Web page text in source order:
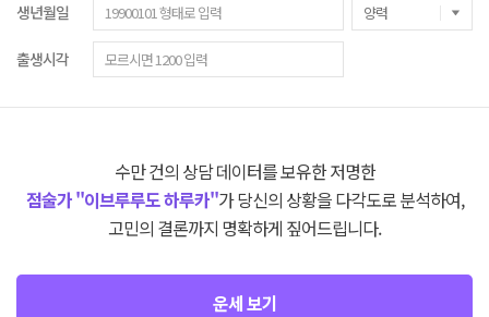
생년월일
출생시각
수만 건의 상담 데이터를 보유한 저명한
점술가 "이브루루도 하루카"가 당신의 상황을 다각도로 분석하여,
고민의 결론까지 명확하게 짚어드립니다.
운세 보기